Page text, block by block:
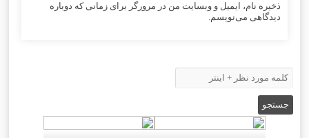
ذخیره نام، ایمیل و وبسایت من در مرورگر برای زمانی که دوباره
دیدگاهی می‌نویسم.